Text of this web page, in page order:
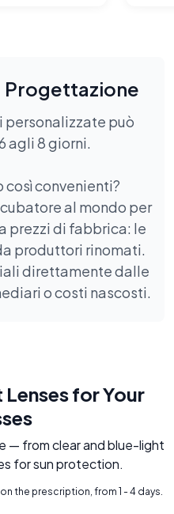
Progettazione
personalizzate può
agli 8 giorni.
così convenienti?
al mondo per
prezzi di fabbrica: le
produttori rinomati.
direttamente dalle
o costi nascosti.
for Your
— from clear and blue-light
for sun protection.
the prescription, from 1 - 4 days.